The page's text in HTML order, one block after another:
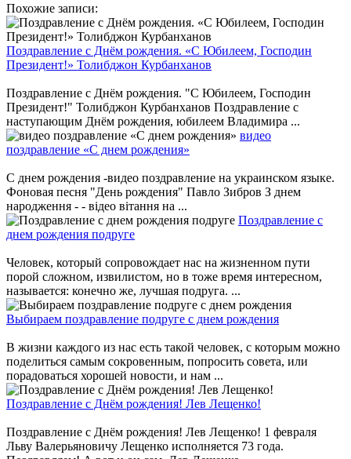
Похожие записи:
Поздравление с Днём рождения. «С Юбилеем, Господин
Президент!» Толибджон Курбанханов
Поздравление с Днём рождения. "С Юбилеем, Господин
Президент!" Толибджон Курбанханов Поздравление с
наступающим Днём рождения, юбилеем Владимира ...
видео
поздравление «С днем рождения»
С днем рождения -видео поздравление на украинском языке.
Фоновая песня "День рождения" Павло Зибров З днем
народження - - відео вітання на ...
Поздравление с
днем рождения подруге
Человек, который сопровождает нас на жизненном пути
порой сложном, извилистом, но в тоже время интересном,
называется: конечно же, лучшая подруга. ...
Выбираем поздравление подруге с днем рождения
В жизни каждого из нас есть такой человек, с которым можно
поделиться самым сокровенным, попросить совета, или
порадоваться хорошей новости, и нам ...
Поздравление с Днём рождения! Лев Лещенко!
Поздравление с Днём рождения! Лев Лещенко! 1 февраля
Льву Валерьяновичу Лещенко исполняется 73 года.